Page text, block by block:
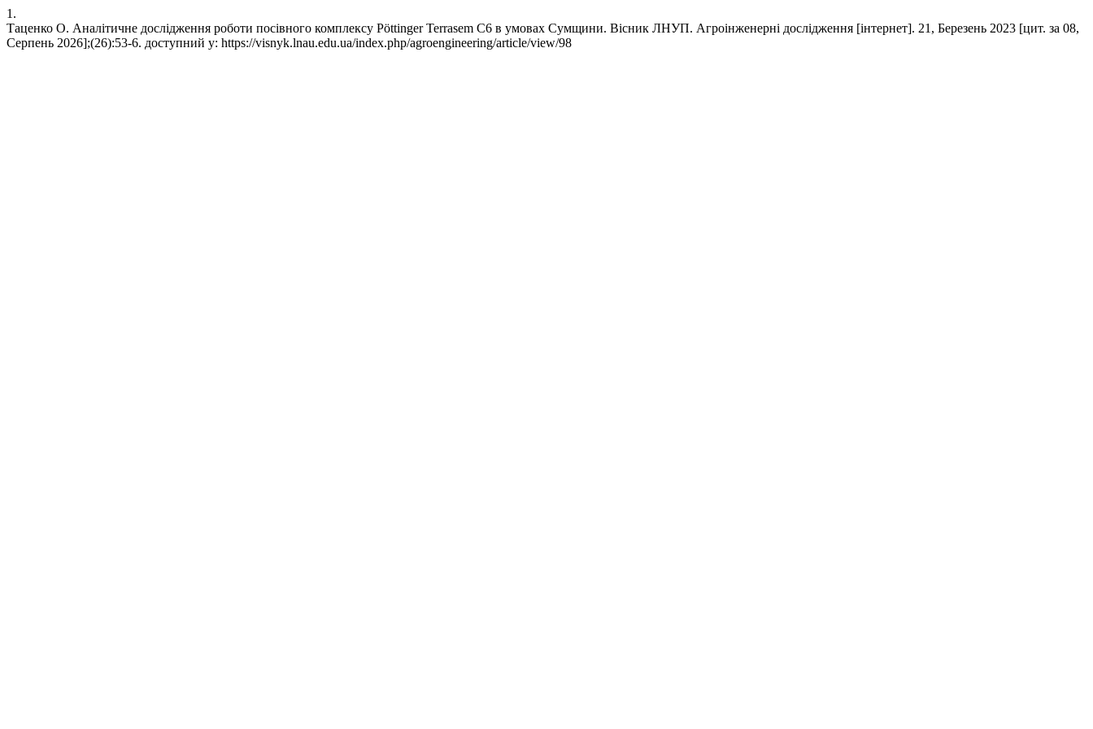
1.
Таценко О. Аналітичне дослідження роботи посівного комплексу Pöttinger Terrasem C6 в умовах Сумщини. Вісник ЛНУП. Агроінженерні дослідження [інтернет]. 21, Березень 2023 [цит. за 08,
Серпень 2026];(26):53-6. доступний у: https://visnyk.lnau.edu.ua/index.php/agroengineering/article/view/98